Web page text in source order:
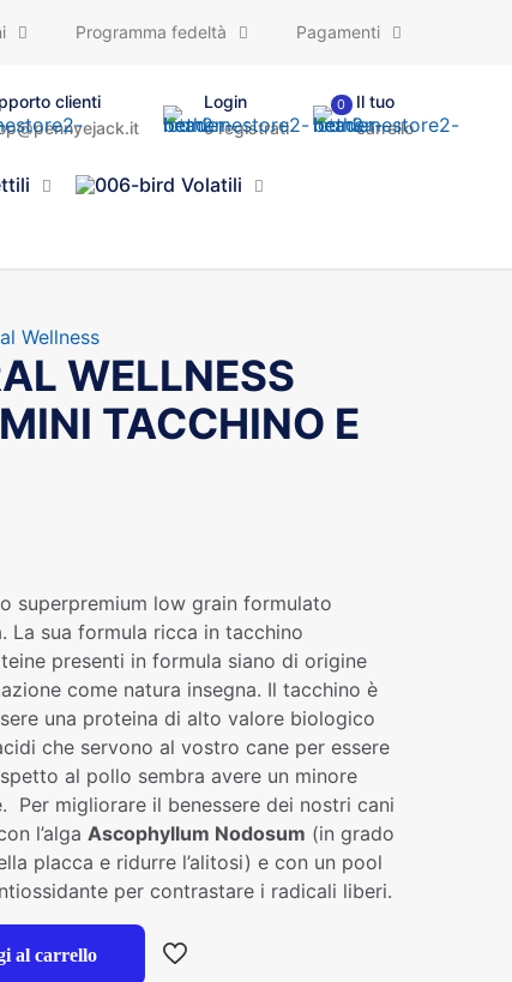
Programma fedeltà Pagamenti
clienti
Login
o registrati
0
Il tuo
carrello
Volatili
Wellness
WELLNESS
TACCHINO E
superpremium low grain formulato
La sua formula ricca in tacchino
presenti in formula siano di origine
come natura insegna. Il tacchino è
una proteina di alto valore biologico
che servono al vostro cane per essere
al pollo sembra avere un minore
Per migliorare il benessere dei nostri cani
l’alga Ascophyllum Nodosum (in grado
placca e ridurre l’alitosi) e con un pool
per contrastare i radicali liberi.
al carrello